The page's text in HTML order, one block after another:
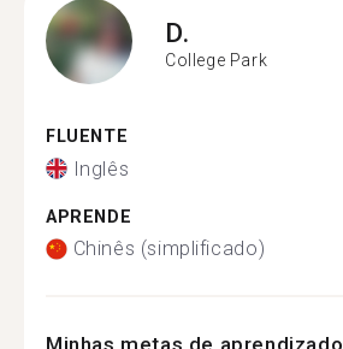
D.
College Park
FLUENTE
Inglês
APRENDE
Chinês (simplificado)
Minhas metas de aprendizado